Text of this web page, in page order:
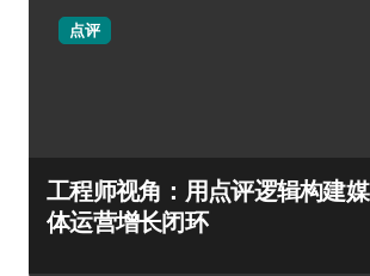
点评
工程师视角：用点评逻辑构建媒
体运营增长闭环